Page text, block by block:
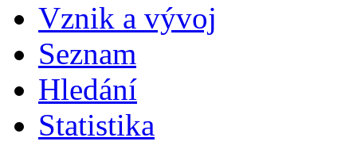
Vznik a vývoj
Seznam
Hledání
Statistika